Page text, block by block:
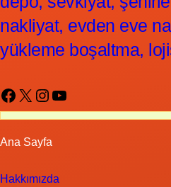
nakliyat, evden eve
yükleme boşaltma,
Facebook X Instagram YouTube
Ana Sayfa
Hakkımızda